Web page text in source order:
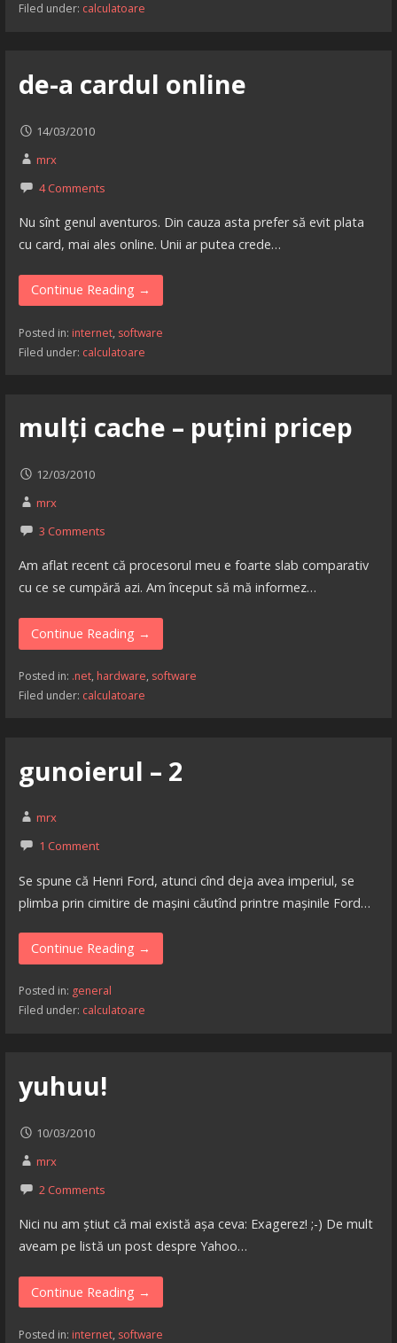
Filed under: calculatoare
de-a cardul online
14/03/2010
mrx
4 Comments
Nu sînt genul aventuros. Din cauza asta prefer să evit plata
cu card, mai ales online. Unii ar putea crede…
Continue Reading →
Posted in: internet, software
Filed under: calculatoare
mulţi cache – puţini pricep
12/03/2010
mrx
3 Comments
Am aflat recent că procesorul meu e foarte slab comparativ
cu ce se cumpără azi. Am început să mă informez…
Continue Reading →
Posted in: .net, hardware, software
Filed under: calculatoare
gunoierul – 2
mrx
1 Comment
Se spune că Henri Ford, atunci cînd deja avea imperiul, se
plimba prin cimitire de mașini căutînd printre mașinile Ford…
Continue Reading →
Posted in: general
Filed under: calculatoare
yuhuu!
10/03/2010
mrx
2 Comments
Nici nu am știut că mai există așa ceva: Exagerez! ;-) De mult
aveam pe listă un post despre Yahoo…
Continue Reading →
Posted in: internet, software